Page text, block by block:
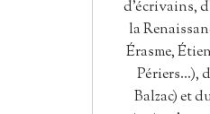
d’écrivains,
la
Érasme,
Périers...),
Balzac) et